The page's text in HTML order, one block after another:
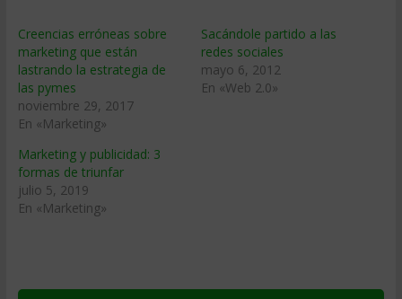
Creencias erróneas sobre
marketing que están
lastrando la estrategia de
las pymes
noviembre 29, 2017
En «Marketing»
Sacándole partido a las
redes sociales
mayo 6, 2012
En «Web 2.0»
Marketing y publicidad: 3
formas de triunfar
julio 5, 2019
En «Marketing»